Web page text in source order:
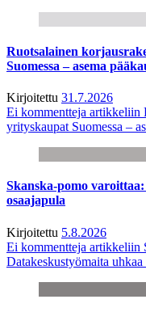
Ruotsalainen
Suomessa – asema
Kirjoitettu 31.7.2026
Ei kommentteja artikkeliin
yrityskaupat Suomessa –
Skanska-pomo
osaajapula
Kirjoitettu 5.8.2026
Ei kommentteja artikkeliin
Datakeskustyömaita uhkaa